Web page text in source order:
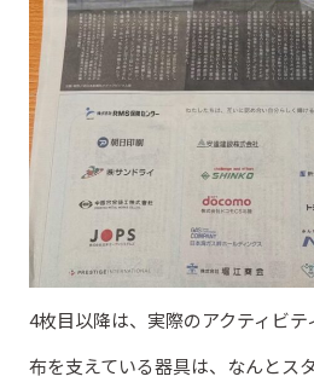
4枚目以降は、実際のアクティビテ
布を支えている器具は、なんとス